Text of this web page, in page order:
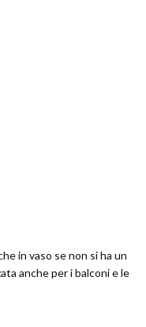
in vaso se non si ha un
anche per i balconi e le